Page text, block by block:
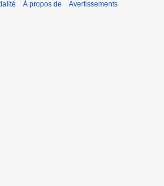
À propos de Avertissements